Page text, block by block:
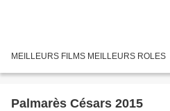
MEILLEURS FILMS MEILLEURS ROLES
Palmarès Césars 2015